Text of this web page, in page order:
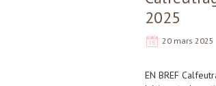
2025
20 mars 2025
EN BREF